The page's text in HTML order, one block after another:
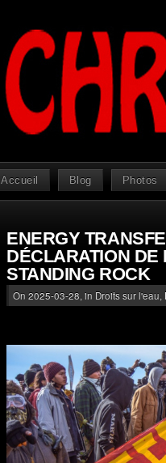
Accueil Blog Photos
ENERGY
DÉCLARATION
STANDING ROCK
On 2025-03-28, in Droits sur l'eau